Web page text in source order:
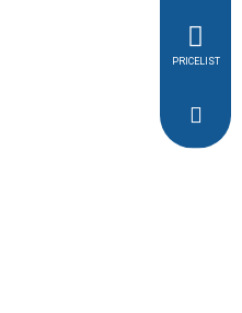
PRICELIST